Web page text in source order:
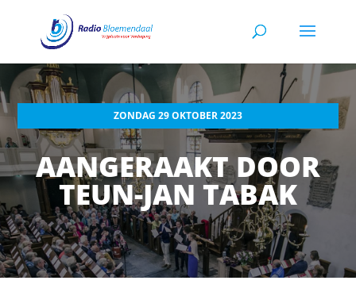
ZONDAG 29 OKTOBER 2023
AANGERAAKT DOOR
TEUN-JAN TABAK